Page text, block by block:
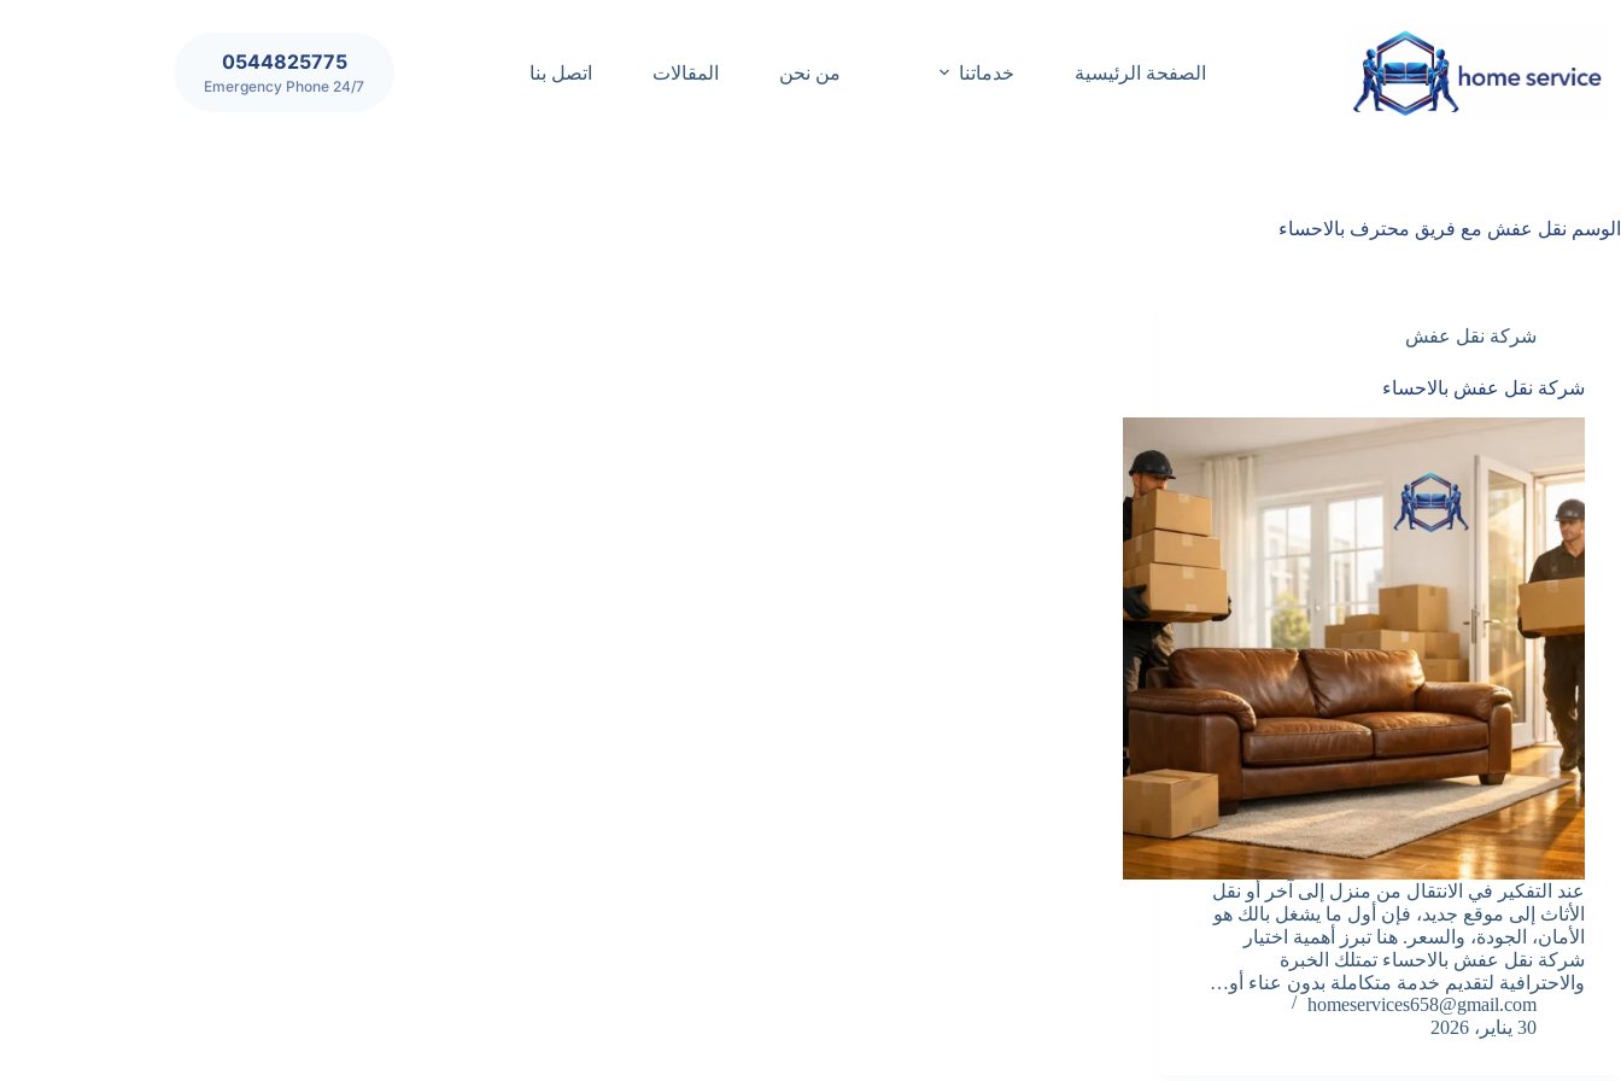
الصفحة الرئيسية خدماتنا من نحن المقالات اتصل بنا 0544825775
24/7 Emergency Phone
الوسم نقل عفش مع فريق محترف بالاحساء
شركة نقل عفش
شركة نقل عفش بالاحساء
عند التفكير في الانتقال من منزل إلى آخر أو نقل
الأثاث إلى موقع جديد، فإن أول ما يشغل بالك هو
الأمان، الجودة، والسعر. هنا تبرز أهمية اختيار
شركة نقل عفش بالاحساء تمتلك الخبرة
والاحترافية لتقديم خدمة متكاملة بدون عناء أو…
homeservices658@gmail.com
30 يناير، 2026